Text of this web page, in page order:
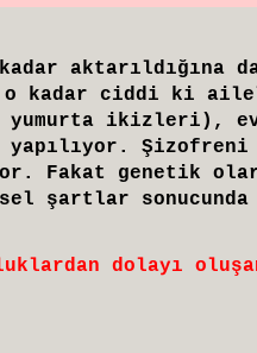
aktarıldığına
o kadar ciddi ki
ikizleri),
yapılıyor.
Fakat genetik
şartlar
dolayı